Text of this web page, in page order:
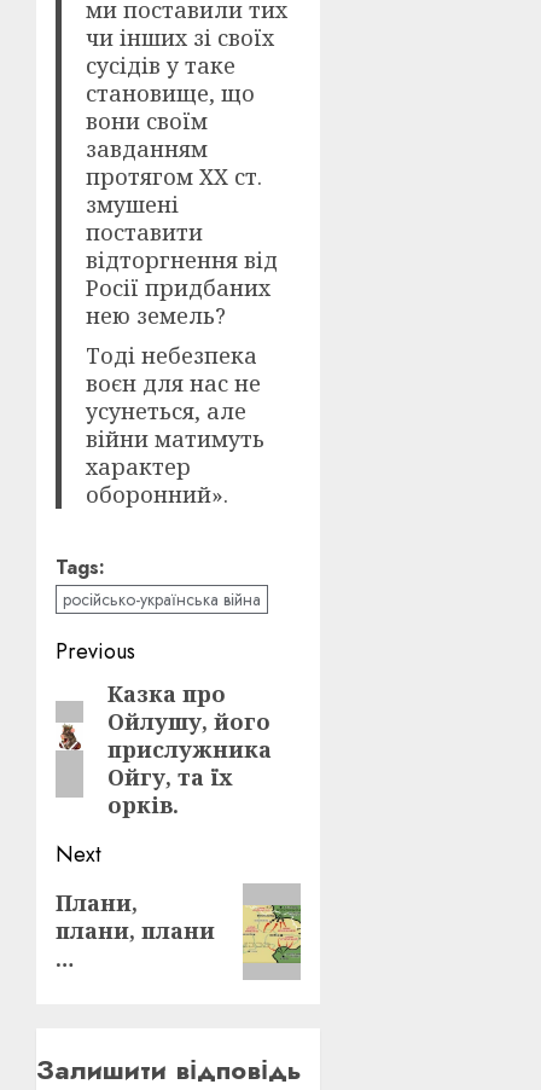
ми поставили тих
чи інших зі своїх
сусідів у таке
становище, що
вони своїм
завданням
протягом XX ст.
змушені
поставити
відторгнення від
Росії придбаних
нею земель?
Тоді небезпека
воєн для нас не
усунеться, але
війни матимуть
характер
оборонний».
Tags:
російсько-українська війна
Post
navigation
Previous
Previous
post:
Казка про
Ойлушу, його
прислужника
Ойгу, та їх
орків.
Next
Next
post:
Плани,
плани, плани
…
Залишити відповідь